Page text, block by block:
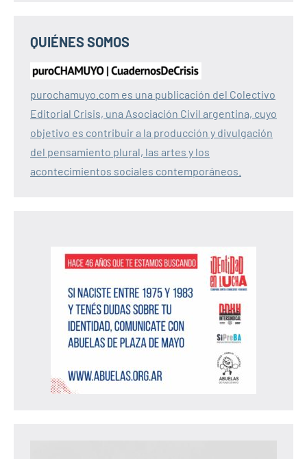
QUIÉNES SOMOS
purochamuyo.com es una publicación del Colectivo
Editorial Crisis, una Asociación Civil argentina, cuyo
objetivo es contribuir a la producción y divulgación
del pensamiento plural, las artes y los
acontecimientos sociales contemporáneos.